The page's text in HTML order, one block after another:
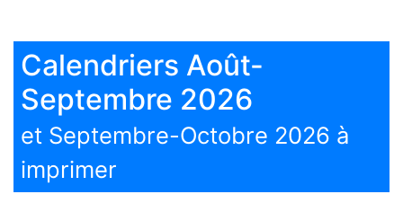
Calendriers Août-
Septembre 2026
et Septembre-Octobre 2026 à
imprimer